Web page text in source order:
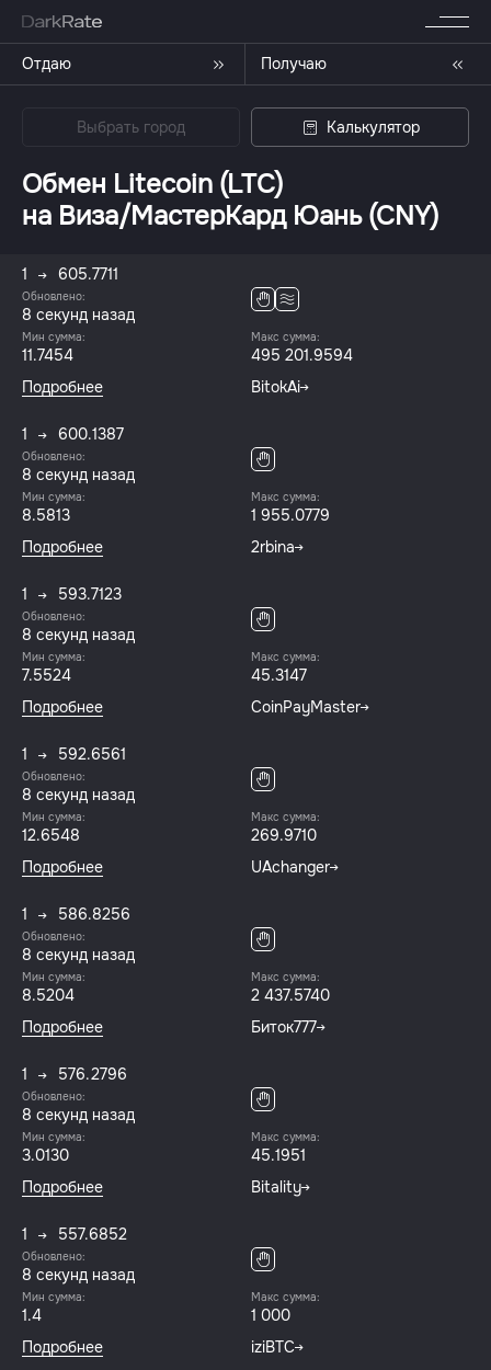
Отдаю Получаю
Выбрать город Калькулятор
Обмен Litecoin (LTC)
на Виза/МастерКард Юань (CNY)
1 605.7711
Обновлено:
8 секунд назад
Мин сумма:
11.7454
Макс сумма:
495 201.9594
Подробнее
BitokAi
1 600.1387
Обновлено:
8 секунд назад
Мин сумма:
8.5813
Макс сумма:
1 955.0779
Подробнее
2rbina
1 593.7123
Обновлено:
8 секунд назад
Мин сумма:
7.5524
Макс сумма:
45.3147
Подробнее
CoinPayMaster
1 592.6561
Обновлено:
8 секунд назад
Мин сумма:
12.6548
Макс сумма:
269.9710
Подробнее
UAchanger
1 586.8256
Обновлено:
8 секунд назад
Мин сумма:
8.5204
Макс сумма:
2 437.5740
Подробнее
Биток777
1 576.2796
Обновлено:
8 секунд назад
Мин сумма:
3.0130
Макс сумма:
45.1951
Подробнее
Bitality
1 557.6852
Обновлено:
8 секунд назад
Мин сумма:
1.4
Макс сумма:
1 000
Подробнее
iziBTC